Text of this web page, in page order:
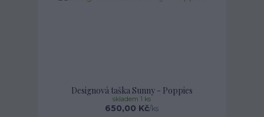
Designová taška Sunny - Poppies
650,00 Kč/ks
skladem 1 ks